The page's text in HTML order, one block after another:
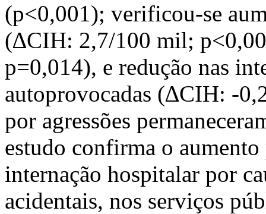
(p<0,001); verificou-se
(∆CIH: 2,7/100 mil;
p=0,014), e redução nas
autoprovocadas (∆CIH: -
por agressões
estudo confirma o
internação hospitalar por
acidentais, nos serviços